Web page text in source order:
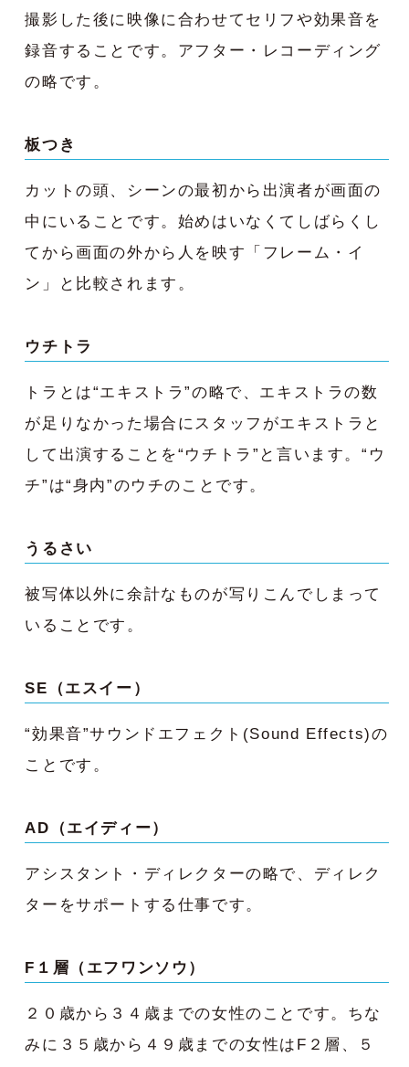
撮影した後に映像に合わせてセリフや効果音を
録音することです。アフター・レコーディング
の略です。
板つき
カットの頭、シーンの最初から出演者が画面の
中にいることです。始めはいなくてしばらくし
てから画面の外から人を映す「フレーム・イ
ン」と比較されます。
ウチトラ
トラとは“エキストラ”の略で、エキストラの数
が足りなかった場合にスタッフがエキストラと
して出演することを“ウチトラ”と言います。“ウ
チ”は“身内”のウチのことです。
うるさい
被写体以外に余計なものが写りこんでしまって
いることです。
SE（エスイー）
“効果音”サウンドエフェクト(Sound Effects)の
ことです。
AD（エイディー）
アシスタント・ディレクターの略で、ディレク
ターをサポートする仕事です。
F１層（エフワンソウ）
２０歳から３４歳までの女性のことです。ちな
みに３５歳から４９歳までの女性はF２層、５